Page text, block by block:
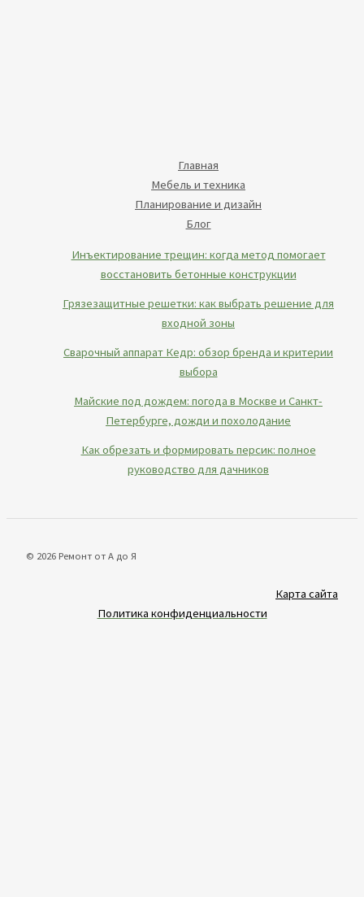
Главная
Мебель и техника
Планирование и дизайн
Блог
Инъектирование трещин: когда метод помогает
восстановить бетонные конструкции
Грязезащитные решетки: как выбрать решение для
входной зоны
Сварочный аппарат Кедр: обзор бренда и критерии
выбора
Майские под дождем: погода в Москве и Санкт-
Петербурге, дожди и похолодание
Как обрезать и формировать персик: полное
руководство для дачников
© 2026 Ремонт от А до Я
Карта сайта
Политика конфиденциальности